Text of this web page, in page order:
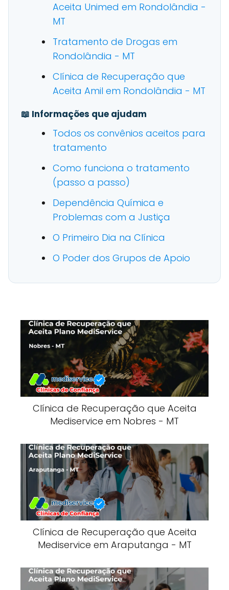
Aceita Unimed em Rondolândia -
MT
Tratamento de Drogas em
Rondolândia - MT
Clínica de Recuperação que
Aceita Amil em Rondolândia - MT
📖 Informações que ajudam
Todos os convênios aceitos para
tratamento
Como funciona o tratamento
(passo a passo)
Dependência Química e
Problemas com a Justiça
O Primeiro Dia na Clínica
O Poder dos Grupos de Apoio
Clínica de Recuperação que Aceita
Mediservice em Nobres - MT
Clínica de Recuperação que Aceita
Mediservice em Araputanga - MT